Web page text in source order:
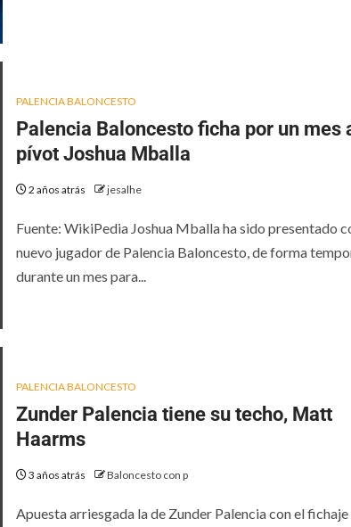
PALENCIA BALONCESTO
Palencia Baloncesto ficha por un mes
pívot Joshua Mballa
2 años atrás jesalhe
Fuente: WikiPedia Joshua Mballa ha sido presentado
nuevo jugador de Palencia Baloncesto, de forma
durante un mes para...
PALENCIA BALONCESTO
Zunder Palencia tiene su techo, Matt
Haarms
3 años atrás Baloncesto con p
Apuesta arriesgada la de Zunder Palencia con el